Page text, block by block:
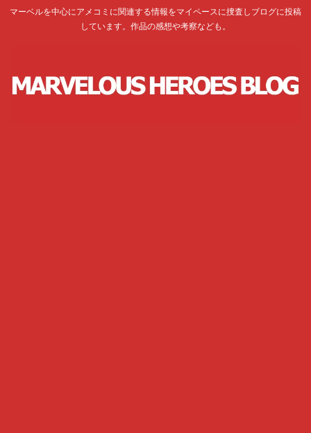
マーベルを中心にアメコミに関連する情報をマイペースに捜査しブログに投稿
しています。作品の感想や考察なども。